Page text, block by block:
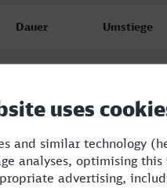
Dauer Umstiege
6:13 3